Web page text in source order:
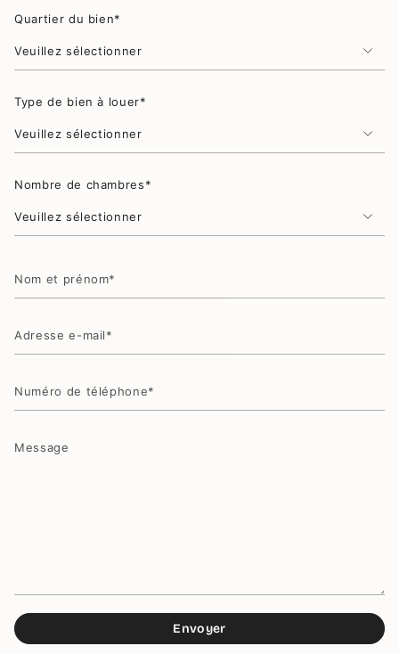
Quartier du bien*
Type de bien à louer*
Nombre de chambres*
et
prénom
e-
mail
de
téléphone
Envoyer